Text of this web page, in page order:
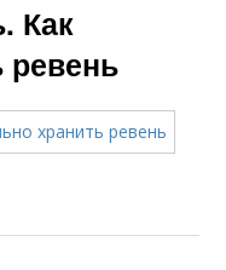
Как
ревень